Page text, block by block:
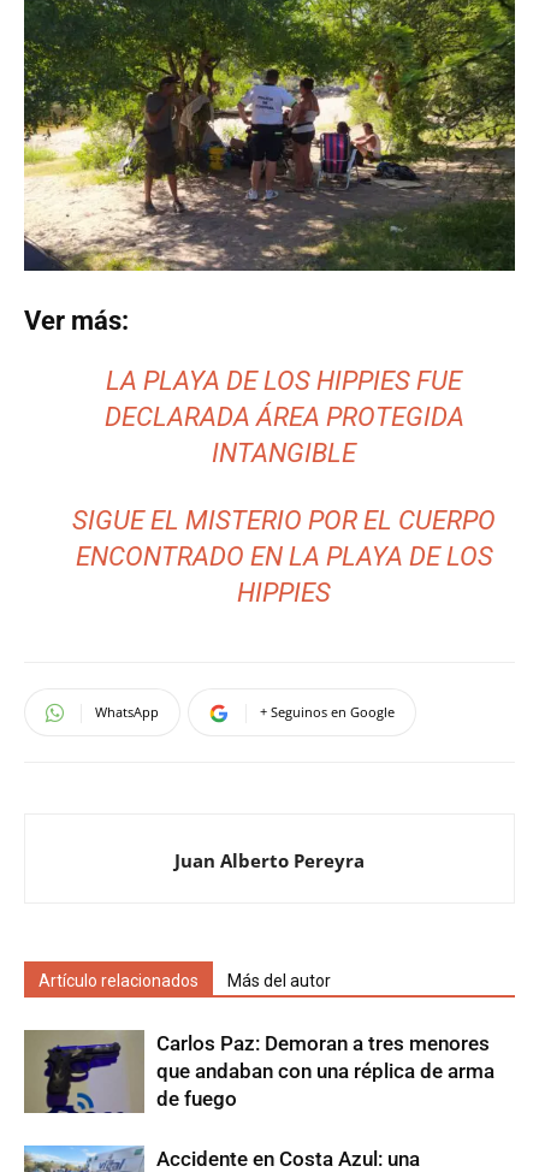
Ver más:
LA PLAYA DE LOS HIPPIES FUE
DECLARADA ÁREA PROTEGIDA
INTANGIBLE
SIGUE EL MISTERIO POR EL CUERPO
ENCONTRADO EN LA PLAYA DE LOS
HIPPIES
WhatsApp + Seguinos en Google
Juan Alberto Pereyra
Artículo relacionados Más del autor
Carlos Paz: Demoran a tres menores
que andaban con una réplica de arma
de fuego
Accidente en Costa Azul: una